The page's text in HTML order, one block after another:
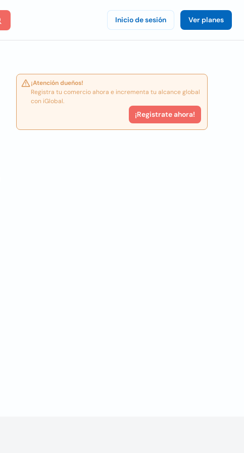
Inicio de sesión Ver planes
¡Atención dueños!
Registra tu comercio ahora e incrementa tu alcance global
con iGlobal.
¡Registrate ahora!